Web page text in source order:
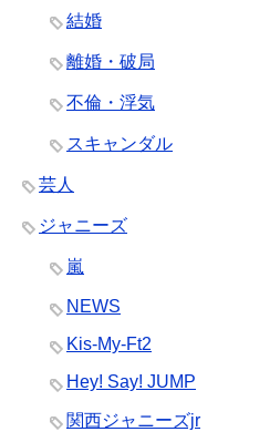
結婚
離婚・破局
不倫・浮気
スキャンダル
芸人
ジャニーズ
嵐
NEWS
Kis-My-Ft2
Hey! Say! JUMP
関西ジャニーズjr